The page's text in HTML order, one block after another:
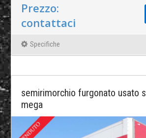
Prezzo:
contattaci
Specifiche
semirimorchio furgonato usato
mega